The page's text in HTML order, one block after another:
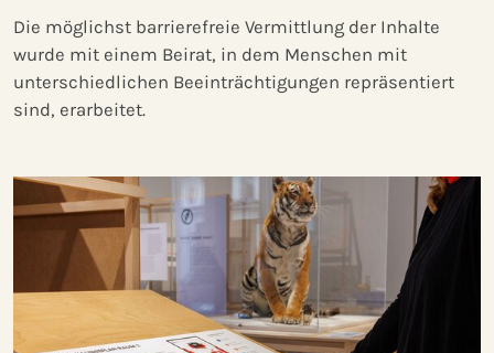
Die möglichst barrierefreie Vermittlung der Inhalte
wurde mit einem Beirat, in dem Menschen mit
unterschiedlichen Beeinträchtigungen repräsentiert
sind, erarbeitet.